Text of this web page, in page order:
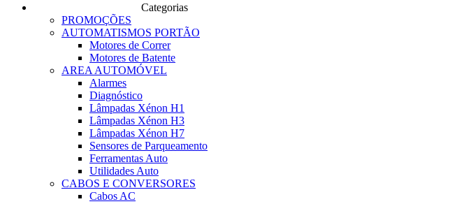
Categorias
PROMOÇÕES
AUTOMATISMOS PORTÃO
Motores de Correr
Motores de Batente
AREA AUTOMÓVEL
Alarmes
Diagnóstico
Lâmpadas Xénon H1
Lâmpadas Xénon H3
Lâmpadas Xénon H7
Sensores de Parqueamento
Ferramentas Auto
Utilidades Auto
CABOS E CONVERSORES
Cabos AC